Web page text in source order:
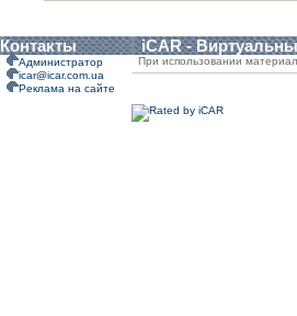
Контакты iCAR -
Администратор
icar@icar.com.ua
Реклама на сайте
При использовании